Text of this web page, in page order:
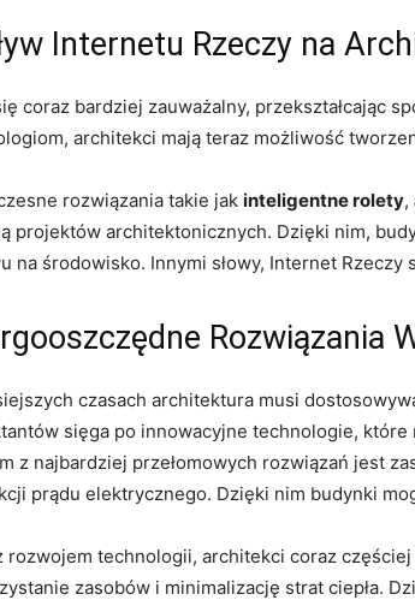
Internetu‌ Rzeczy​ na
coraz bardziej⁤ zauważalny, ‍przekształcając
architekci mają teraz możliwość
rozwiązania ‌takie jak inteligentne rolety,
projektów architektonicznych. Dzięki‍ nim,
na środowisko. Innymi słowy, Internet
Rozwiązania
czasach architektura musi
sięga po innowacyjne technologie,⁣
z najbardziej przełomowych rozwiązań jest
prądu elektrycznego. Dzięki nim budynki
rozwojem technologii, architekci coraz
zasobów ‍i‍ minimalizację strat ciepła.